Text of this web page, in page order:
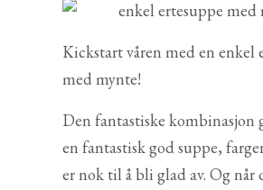
Kickstart våren med en enkel
med mynte!
Den fantastiske kombinasjon
en fantastisk god suppe,
er nok til å bli glad av. Og når